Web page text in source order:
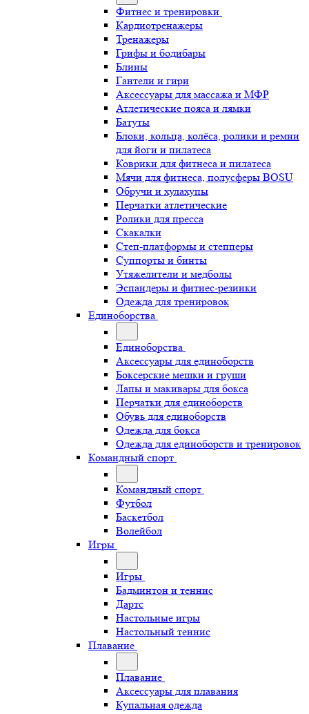
Фитнес и тренировки
Кардиотренажеры
Тренажеры
Грифы и бодибары
Блины
Гантели и гири
Аксессуары для массажа и МФР
Атлетические пояса и лямки
Батуты
Блоки, кольца, колёса, ролики и ремни
для йоги и пилатеса
Коврики для фитнеса и пилатеса
Мячи для фитнеса, полусферы BOSU
Обручи и хулахупы
Перчатки атлетические
Ролики для пресса
Скакалки
Степ-платформы и степперы
Суппорты и бинты
Утяжелители и медболы
Эспандеры и фитнес-резинки
Одежда для тренировок
Единоборства
Единоборства
Аксессуары для единоборств
Боксерские мешки и груши
Лапы и макивары для бокса
Перчатки для единоборств
Обувь для единоборств
Одежда для бокса
Одежда для единоборств и тренировок
Командный спорт
Командный спорт
Футбол
Баскетбол
Волейбол
Игры
Игры
Бадминтон и теннис
Дартс
Настольные игры
Настольный теннис
Плавание
Плавание
Аксессуары для плавания
Купальная одежда